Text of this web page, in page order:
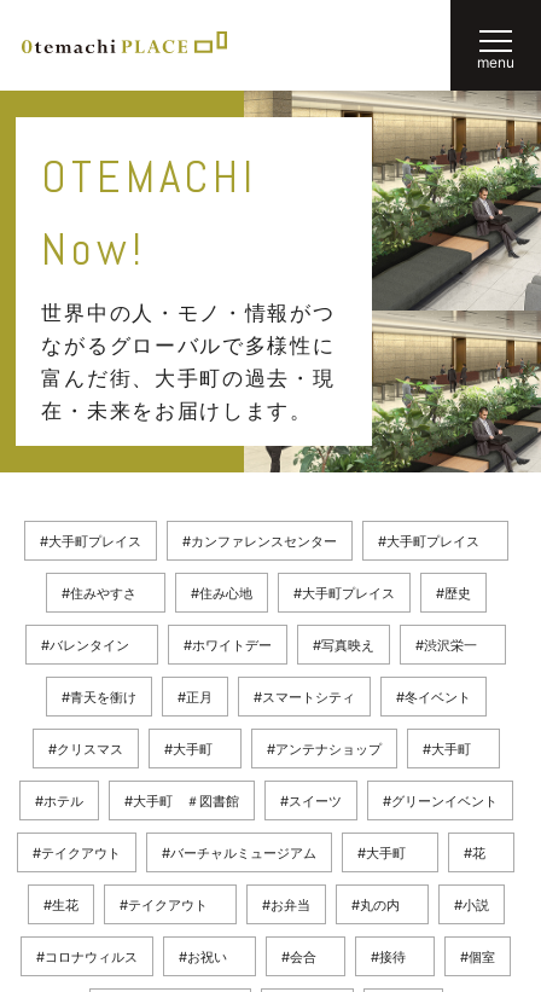
menu
OTEMACHI
Now!
世界中の人・モノ・情報がつ
ながるグローバルで多様性に
富んだ街、 大手町の過去・現
在・未来をお届けします。
#大手町プレイス #カンファレンスセンター #大手町プレイス
#住みやすさ #住み心地 #大手町プレイス #歴史
#バレンタイン #ホワイトデー #写真映え #渋沢栄一
#青天を衝け #正月 #スマートシティ #冬イベント
#クリスマス #大手町 #アンテナショップ #大手町
#ホテル #大手町 ＃図書館 #スイーツ #グリーンイベント
#テイクアウト #バーチャルミュージアム #大手町 #花
#生花 #テイクアウト #お弁当 #丸の内 #小説
#コロナウィルス #お祝い #会合 #接待 #個室